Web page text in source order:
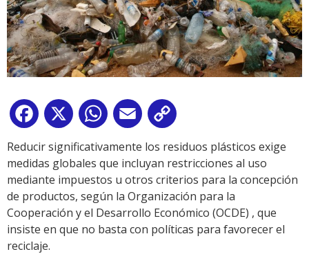
Facebook
X WhatsApp
Email
Link
Reducir significativamente los residuos plásticos exige
medidas globales que incluyan restricciones al uso
mediante impuestos u otros criterios para la concepción
de productos, según la Organización para la
Cooperación y el Desarrollo Económico (OCDE) , que
insiste en que no basta con políticas para favorecer el
reciclaje.